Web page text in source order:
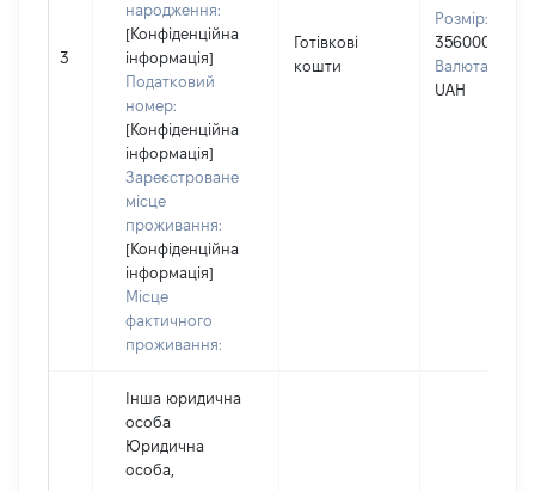
3
народження:
[Конфіденційна
інформація]
Податковий
номер:
[Конфіденційна
інформація]
Зареєстроване
місце
проживання:
[Конфіденційна
інформація]
Місце
фактичного
проживання:
Готівкові
кошти
Розмір:
356000
Валюта:
UAH
Інша юридична
особа
Юридична
особа,